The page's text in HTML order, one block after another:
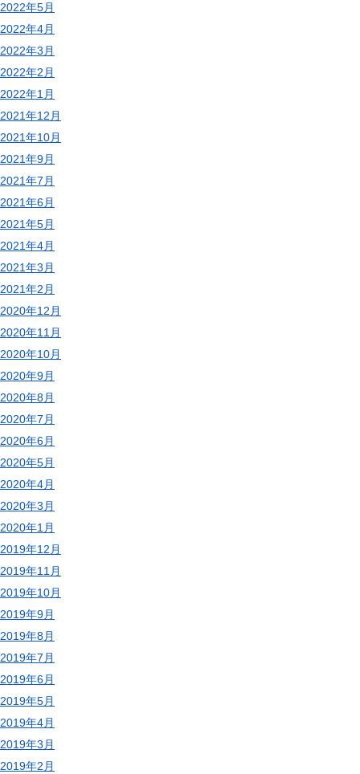
2022年5月
2022年4月
2022年3月
2022年2月
2022年1月
2021年12月
2021年10月
2021年9月
2021年7月
2021年6月
2021年5月
2021年4月
2021年3月
2021年2月
2020年12月
2020年11月
2020年10月
2020年9月
2020年8月
2020年7月
2020年6月
2020年5月
2020年4月
2020年3月
2020年1月
2019年12月
2019年11月
2019年10月
2019年9月
2019年8月
2019年7月
2019年6月
2019年5月
2019年4月
2019年3月
2019年2月